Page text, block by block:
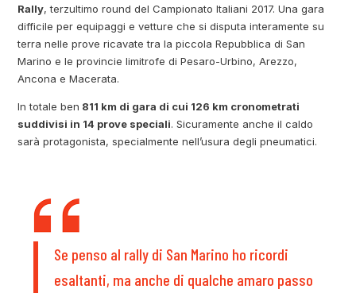
Rally, terzultimo round del Campionato Italiani 2017. Una gara
difficile per equipaggi e vetture che si disputa interamente su
terra nelle prove ricavate tra la piccola Repubblica di San
Marino e le provincie limitrofe di Pesaro-Urbino, Arezzo,
Ancona e Macerata.
In totale ben 811 km di gara di cui 126 km cronometrati
suddivisi in 14 prove speciali. Sicuramente anche il caldo
sarà protagonista, specialmente nell’usura degli pneumatici.
Se penso al rally di San Marino ho ricordi
esaltanti, ma anche di qualche amaro passo